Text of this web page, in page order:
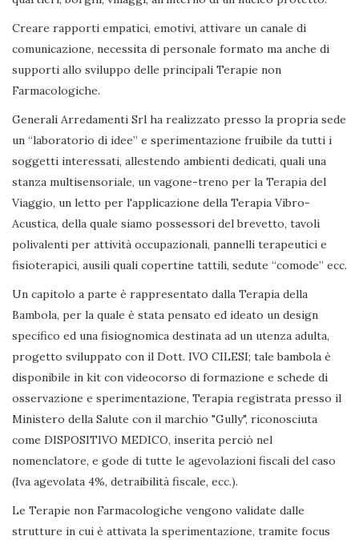
Creare rapporti empatici, emotivi, attivare un canale di
comunicazione, necessita di personale formato ma anche di
supporti allo sviluppo delle principali Terapie non
Farmacologiche.
Generali Arredamenti Srl ha realizzato presso la propria sede
un “laboratorio di idee” e sperimentazione fruibile da tutti i
soggetti interessati, allestendo ambienti dedicati, quali una
stanza multisensoriale, un vagone-treno per la Terapia del
Viaggio, un letto per l'applicazione della Terapia Vibro-
Acustica, della quale siamo possessori del brevetto, tavoli
polivalenti per attività occupazionali, pannelli terapeutici e
fisioterapici, ausili quali copertine tattili, sedute “comode” ecc.
Un capitolo a parte è rappresentato dalla Terapia della
Bambola, per la quale è stata pensato ed ideato un design
specifico ed una fisiognomica destinata ad un utenza adulta,
progetto sviluppato con il Dott. IVO CILESI; tale bambola è
disponibile in kit con videocorso di formazione e schede di
osservazione e sperimentazione, Terapia registrata presso il
Ministero della Salute con il marchio "Gully", riconosciuta
come DISPOSITIVO MEDICO, inserita perciò nel
nomenclatore, e gode di tutte le agevolazioni fiscali del caso
(Iva agevolata 4%, detraibilità fiscale, ecc.).
Le Terapie non Farmacologiche vengono validate dalle
strutture in cui è attivata la sperimentazione, tramite focus